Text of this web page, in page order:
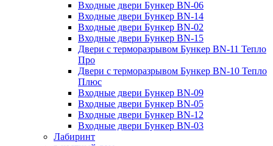
Входные двери Бункер BN-06
Входные двери Бункер BN-14
Входные двери Бункер BN-02
Входные двери Бункер BN-15
Двери с терморазрывом Бункер BN-11 Тепло
Про
Двери с терморазрывом Бункер BN-10 Тепло
Плюс
Входные двери Бункер BN-09
Входные двери Бункер BN-05
Входные двери Бункер BN-12
Входные двери Бункер BN-03
Лабиринт